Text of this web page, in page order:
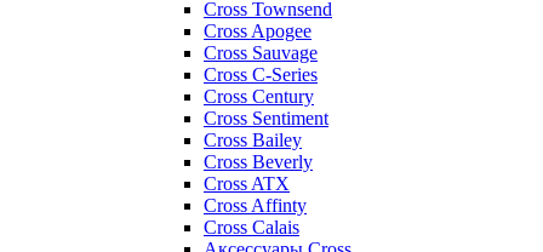
Cross Townsend
Cross Apogee
Cross Sauvage
Cross C-Series
Cross Сentury
Cross Sentiment
Cross Bailey
Cross Beverly
Cross ATX
Cross Affinty
Cross Calais